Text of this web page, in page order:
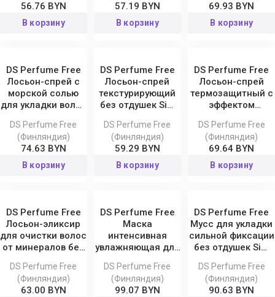
56.76 BYN
В корзину
57.19 BYN
В корзину
69.93 BYN
В корзину
DS Perfume Free
Лосьон-спрей с
морской солью
для укладки волос
Sensitive
DS Perfume Free
(Финляндия)
74.63 BYN
В корзину
DS Perfume Free
Лосьон-спрей
текстурирующий
без отдушек Sim
DS Perfume Free
(Финляндия)
59.29 BYN
В корзину
DS Perfume Free
Лосьон-спрей
термозащитный с
эффектом
отдушек Sim
Sensitive
DS Perfume Free
(Финляндия)
69.64 BYN
В корзину
DS Perfume Free
Лосьон-эликсир
для очистки волос
от минералов без
Sensitive
DS Perfume Free
(Финляндия)
63.00 BYN
DS Perfume Free
Маска
интенсивная
увлажняющая для
Sim Sensitive
DS Perfume Free
(Финляндия)
99.07 BYN
DS Perfume Free
Мусс для укладки
сильной фиксации
без отдушек Sim
DS Perfume Free
(Финляндия)
90.63 BYN